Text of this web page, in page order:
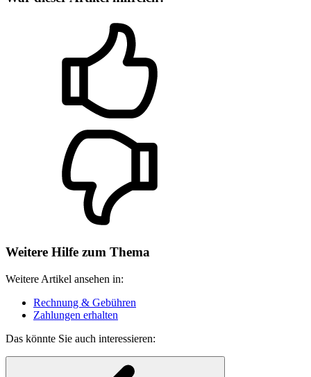
Weitere Hilfe zum Thema
Weitere Artikel ansehen in:
Rechnung & Gebühren
Zahlungen erhalten
Das könnte Sie auch interessieren: